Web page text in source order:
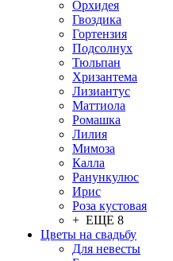
Орхидея
Гвоздика
Гортензия
Подсолнух
Тюльпан
Хризантема
Лизиантус
Маттиола
Ромашка
Лилия
Мимоза
Калла
Ранункулюс
Ирис
Роза кустовая
+ ЕЩЕ 8
Цветы на свадьбу
Для невесты